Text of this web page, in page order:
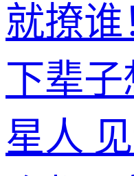
就撩谁
下辈
星人